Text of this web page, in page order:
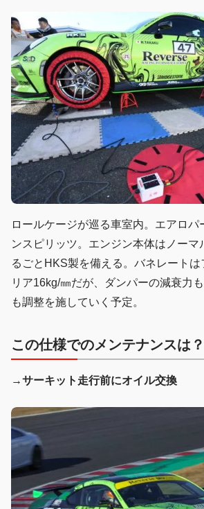
ロールケージが巡る車室内。エアロパ
ンスピリッツ。エンジン本体はノーマ
るごとHKS製を備える。バネレートは
リア16kg/㎜だが、ダンパーの減衰力
も調整を施していく予定。
この仕様でのメンテナンスは？
→サーキット走行前にオイル交換